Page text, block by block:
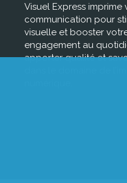
Visuel Express
communication pour
visuelle et booster
engagement au
apporter qualité et